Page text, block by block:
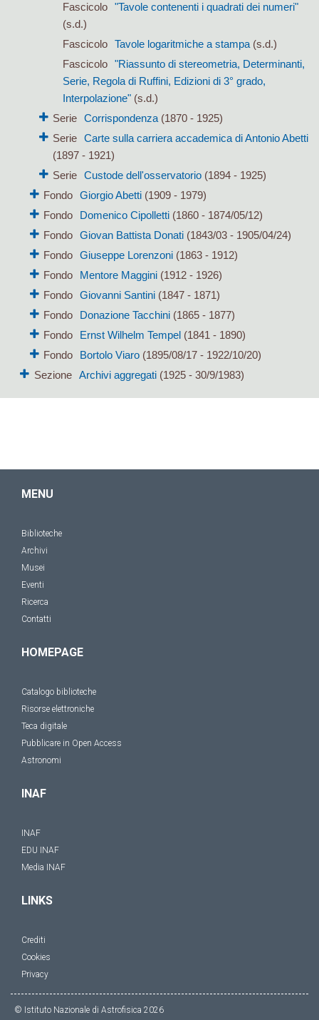
Fascicolo
"Tavole contenenti i quadrati dei numeri"
(s.d.)
Fascicolo
Tavole logaritmiche a stampa(s.d.)
Fascicolo
"Riassunto di stereometria, Determinanti,
Serie, Regola di Ruffini, Edizioni di 3° grado,
Interpolazione"(s.d.)
Serie
Corrispondenza (1870 - 1925)
Serie
Carte sulla carriera accademica di Antonio Abetti
(1897 - 1921)
Serie
Custode dell'osservatorio (1894 - 1925)
Fondo Giorgio Abetti(1909 - 1979)
Fondo
Domenico Cipolletti(1860 - 1874/05/12)
Fondo Giovan Battista Donati(1843/03 - 1905/04/24)
Fondo Giuseppe Lorenzoni(1863 - 1912)
Fondo
Mentore Maggini(1912 - 1926)
Fondo Giovanni Santini(1847 - 1871)
Fondo
Donazione Tacchini(1865 - 1877)
Fondo
Ernst Wilhelm Tempel(1841 - 1890)
Fondo
Bortolo Viaro(1895/08/17 - 1922/10/20)
Sezione
Archivi aggregati(1925 - 30/9/1983)
MENU
Biblioteche
Archivi
Musei
Eventi
Ricerca
Contatti
HOMEPAGE
Catalogo biblioteche
Risorse elettroniche
Teca digitale
Pubblicare in Open Access
Astronomi
INAF
INAF
EDU INAF
Media INAF
LINKS
Crediti
Cookies
Privacy
© Istituto Nazionale di Astrofisica 2026